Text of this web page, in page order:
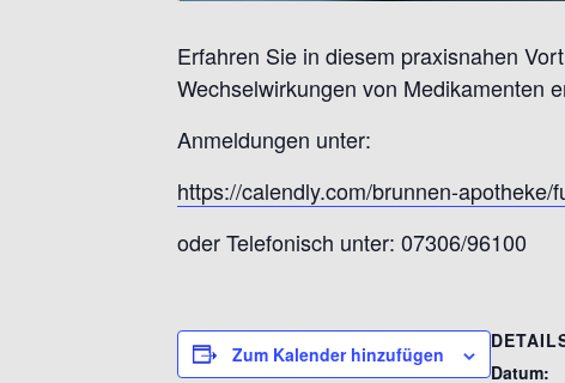
Erfahren Sie in diesem praxisnahen
Wechselwirkungen von Medikamenten
Anmeldungen unter:
https://calendly.com/brunnen-apotheke/
oder Telefonisch unter: 07306/96100
Zum Kalender hinzufügen
Datum: